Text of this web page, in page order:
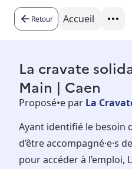
Besoin d'aide ?
Retour Accueil
La cravate
Main | Caen
Proposé•e par La
Ayant identifié le besoin
d’être accompagné·e·s
pour accéder à l’emploi,